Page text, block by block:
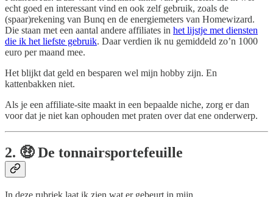
echt goed en interessant vind en ook zelf gebruik, zoals de
(spaar)rekening van Bunq en de energiemeters van Homewizard.
Die staan met een aantal andere affiliates in het lijstje met diensten
die ik het liefste gebruik. Daar verdien ik nu gemiddeld zo’n 1000
euro per maand mee.
Het blijkt dat geld en besparen wel mijn hobby zijn. En
kattenbakken niet.
Als je een affiliate-site maakt in een bepaalde niche, zorg er dan
voor dat je niet kan ophouden met praten over dat ene onderwerp.
2. 🤑 De tonnairsportefeuille